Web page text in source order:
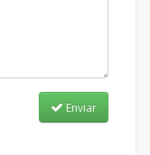
Enviar